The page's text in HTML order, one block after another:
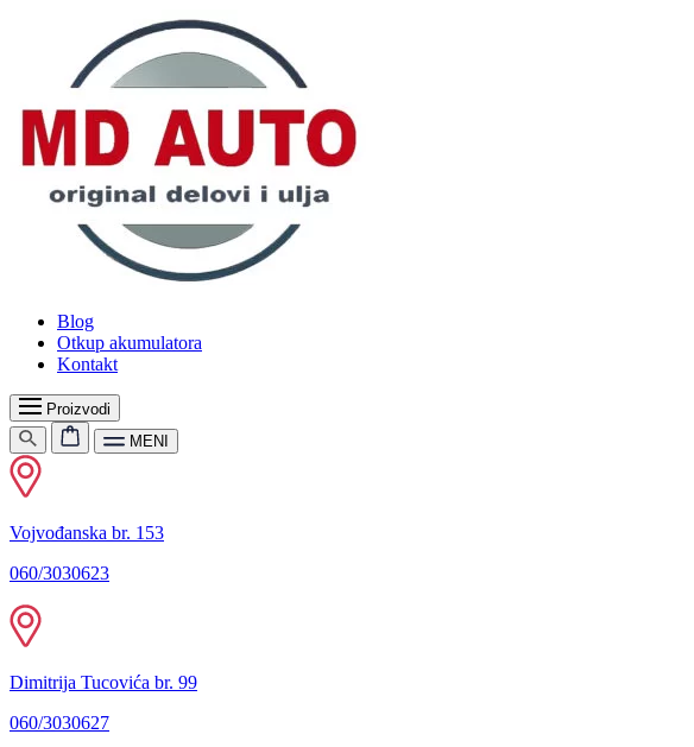
Blog
Otkup akumulatora
Kontakt
Proizvodi
MENI
Vojvođanska br. 153
060/3030623
Dimitrija Tucovića br. 99
060/3030627